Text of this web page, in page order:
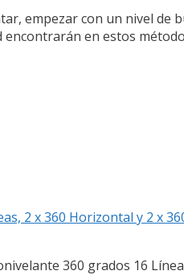
empezar con un nivel
en estos
2 x 360 Horizontal y 2 x
360 grados 16